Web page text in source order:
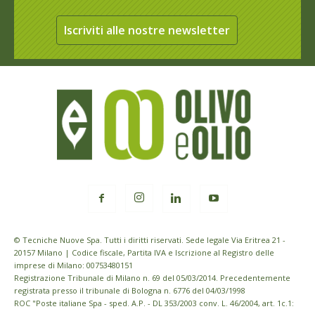
Iscriviti alle nostre newsletter
© Tecniche Nuove Spa. Tutti i diritti riservati. Sede legale Via Eritrea 21 -
20157 Milano | Codice fiscale, Partita IVA e Iscrizione al Registro delle
imprese di Milano: 00753480151
Registrazione Tribunale di Milano n. 69 del 05/03/2014. Precedentemente
registrata presso il tribunale di Bologna n. 6776 del 04/03/1998
ROC "Poste italiane Spa - sped. A.P. - DL 353/2003 conv. L. 46/2004, art. 1c.1: